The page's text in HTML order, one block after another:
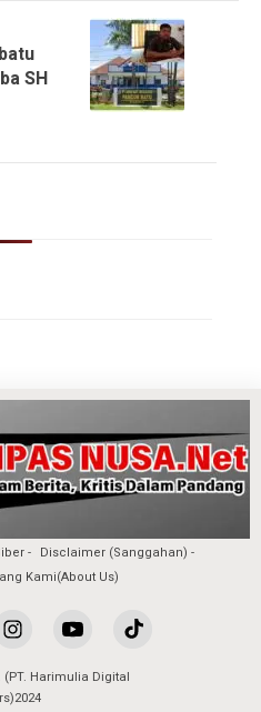
SH
Disclaimer (Sanggahan)
Kami(About Us)
(PT. Harimulia Digital